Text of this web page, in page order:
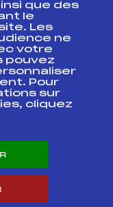
Suivi
que des
le
Les
ne
votre
pouvez
Pour
sur
cliquez